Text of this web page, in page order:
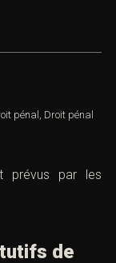
pénal Droit
prévus par les
de